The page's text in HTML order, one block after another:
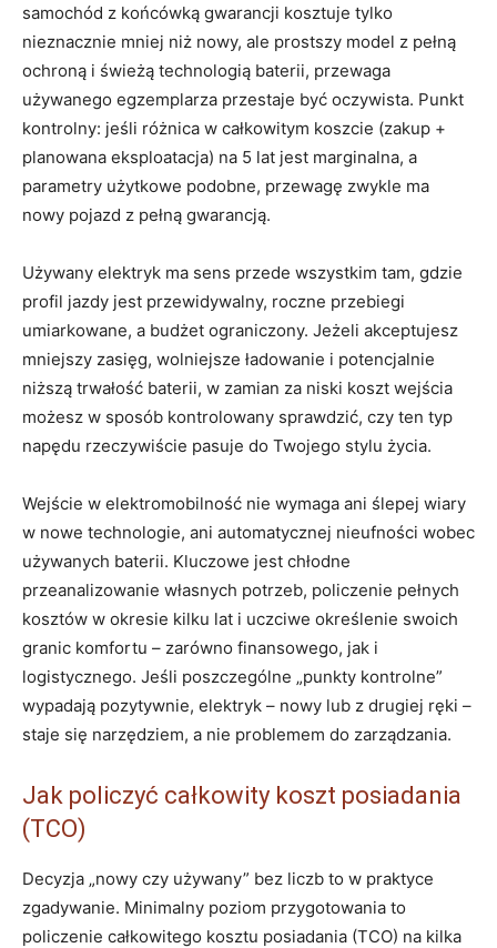
samochód z końcówką gwarancji kosztuje tylko
nieznacznie mniej niż nowy, ale prostszy model z pełną
ochroną i świeżą technologią baterii, przewaga
używanego egzemplarza przestaje być oczywista. Punkt
kontrolny: jeśli różnica w całkowitym koszcie (zakup +
planowana eksploatacja) na 5 lat jest marginalna, a
parametry użytkowe podobne, przewagę zwykle ma
nowy pojazd z pełną gwarancją.
Używany elektryk ma sens przede wszystkim tam, gdzie
profil jazdy jest przewidywalny, roczne przebiegi
umiarkowane, a budżet ograniczony. Jeżeli akceptujesz
mniejszy zasięg, wolniejsze ładowanie i potencjalnie
niższą trwałość baterii, w zamian za niski koszt wejścia
możesz w sposób kontrolowany sprawdzić, czy ten typ
napędu rzeczywiście pasuje do Twojego stylu życia.
Wejście w elektromobilność nie wymaga ani ślepej wiary
w nowe technologie, ani automatycznej nieufności wobec
używanych baterii. Kluczowe jest chłodne
przeanalizowanie własnych potrzeb, policzenie pełnych
kosztów w okresie kilku lat i uczciwe określenie swoich
granic komfortu – zarówno finansowego, jak i
logistycznego. Jeśli poszczególne „punkty kontrolne”
wypadają pozytywnie, elektryk – nowy lub z drugiej ręki –
staje się narzędziem, a nie problemem do zarządzania.
Jak policzyć całkowity koszt posiadania
(TCO)
Decyzja „nowy czy używany” bez liczb to w praktyce
zgadywanie. Minimalny poziom przygotowania to
policzenie całkowitego kosztu posiadania (TCO) na kilka